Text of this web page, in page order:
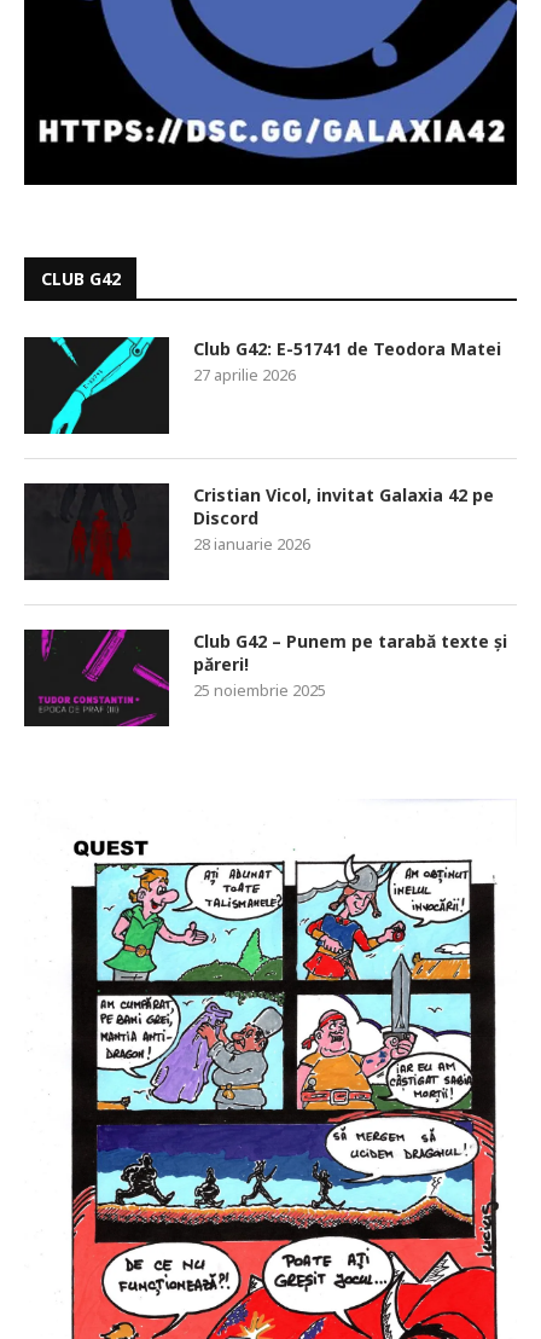
CLUB G42
Club G42: E-51741 de Teodora Matei
27 aprilie 2026
Cristian Vicol, invitat Galaxia 42 pe
Discord
28 ianuarie 2026
Club G42 – Punem pe tarabă texte și
păreri!
25 noiembrie 2025